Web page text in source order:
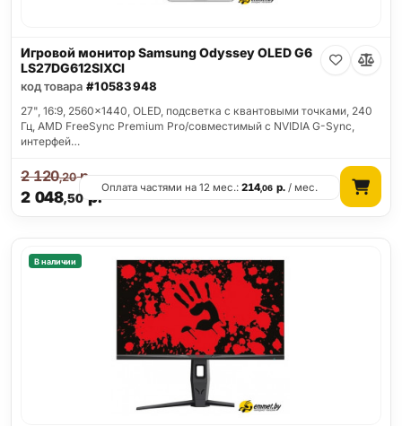
Игровой монитор Samsung Odyssey OLED G6
LS27DG612SIXCI
код товара #10583948
27", 16:9, 2560x1440, OLED, подсветка с квантовыми точками, 240
Гц, AMD FreeSync Premium Pro/совместимый с NVIDIA G-Sync,
интерфей…
2 048,50 р.
2 120,20р.
Оплата частями на 12 мес.:214,06 р./ мес.
В наличии